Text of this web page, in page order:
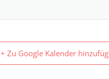
+ Zu Google Kalender